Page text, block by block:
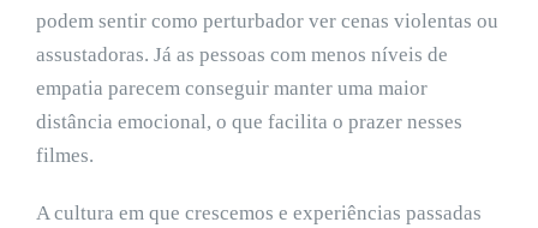
podem sentir como perturbador ver cenas violentas ou
assustadoras. Já as pessoas com menos níveis de
empatia parecem conseguir manter uma maior
distância emocional, o que facilita o prazer nesses
filmes.
A cultura em que crescemos e experiências passadas